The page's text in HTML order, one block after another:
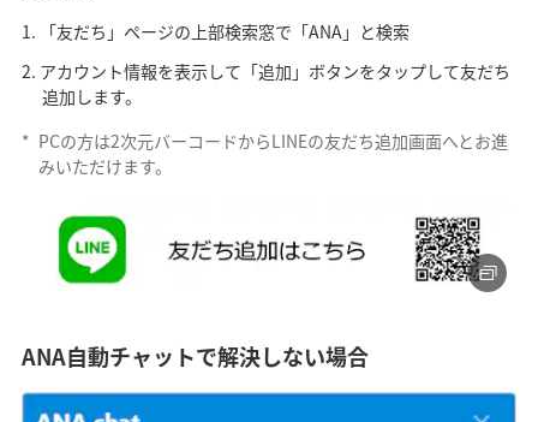
「友だち」ページの上部検索窓で「ANA」と検索
アカウント情報を表示して「追加」ボタンをタップして友だち
追加します。
* PCの方は2次元バーコードからLINEの友だち追加画面へとお進
みいただけます。
ANA自動チャットで解決しない場合